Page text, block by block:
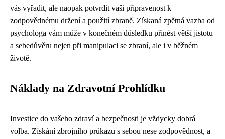
vás vyřadit, ale naopak potvrdit vaši připravenost k
zodpovědnému držení a použití zbraně. Získaná zpětná vazba od
psychologa vám může v konečném důsledku přinést větší jistotu
a sebedůvěru nejen při manipulaci se zbraní, ale i v běžném
životě.
Náklady na Zdravotní Prohlídku
Investice do vašeho zdraví a bezpečnosti je vždycky dobrá
volba. Získání zbrojního průkazu s sebou nese zodpovědnost, a